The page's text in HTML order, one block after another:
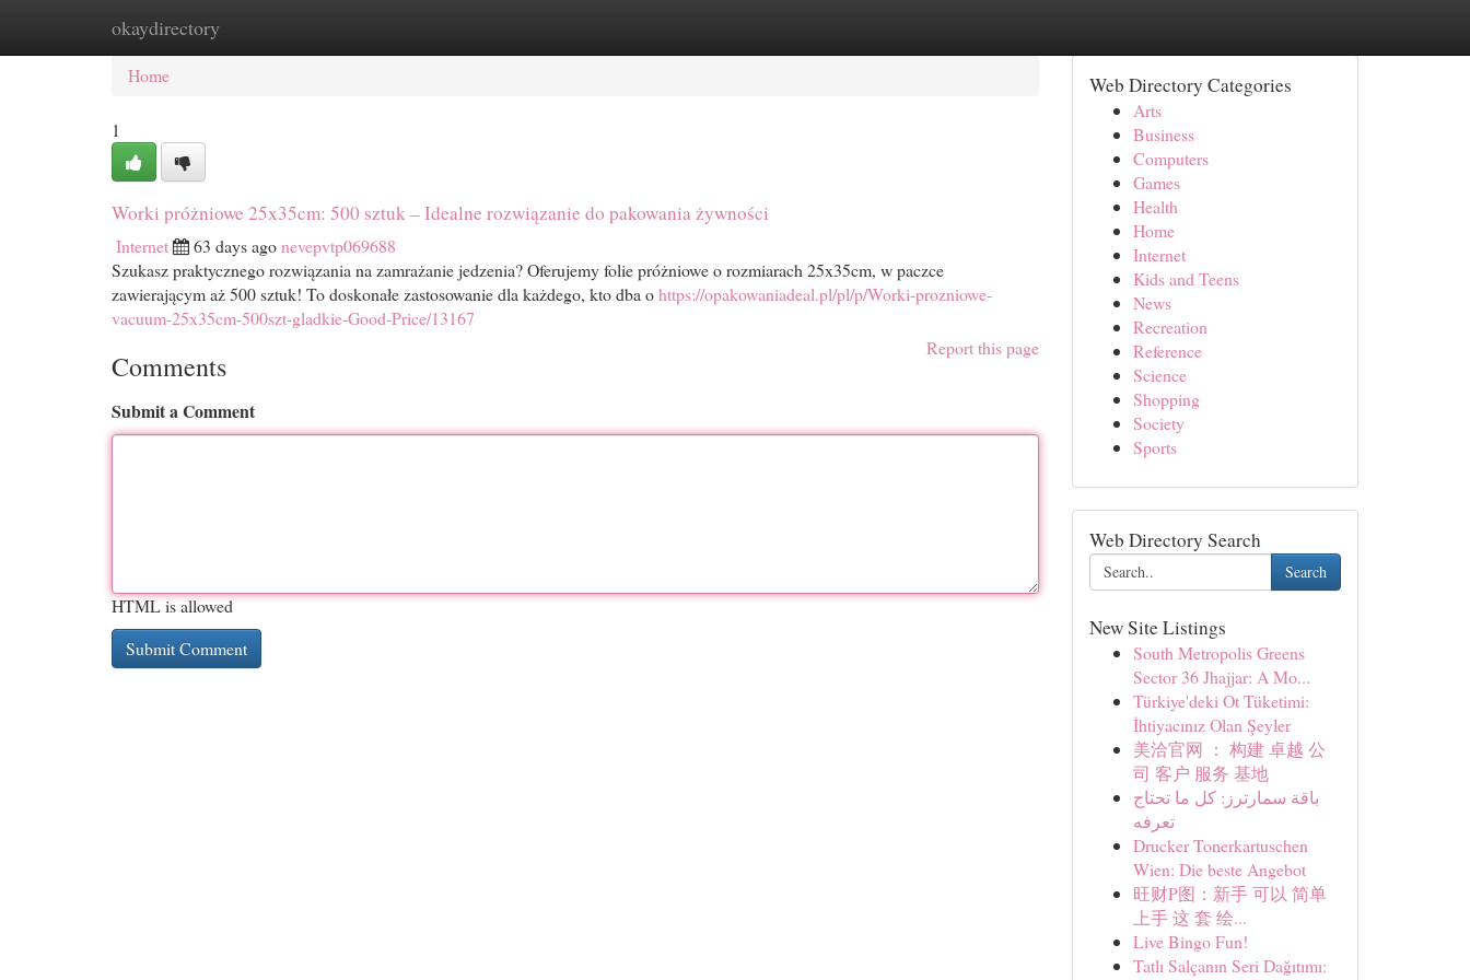
okaydirectory
Home New Site Listings
Home
1
Worki próżniowe 25x35cm: 500 sztuk – Idealne rozwiązanie do pakowania żywności
Internet 63 days agonevepvtp069688
Szukasz praktycznego rozwiązania na zamrażanie jedzenia? Oferujemy folie próżniowe o rozmiarach 25x35cm, w paczce
zawierającym aż 500 sztuk! To doskonałe zastosowanie dla każdego, kto dba ohttps://opakowaniadeal.pl/pl/p/Worki-prozniowe-
vacuum-25x35cm-500szt-gladkie-Good-Price/13167
Report this page
Comments
Submit a Comment
HTML is allowed
Web Directory Categories
Arts
Business
Computers
Games
Health
Home
Internet
Kids and Teens
News
Recreation
Reference
Science
Shopping
Society
Sports
Web Directory Search
Search
New Site Listings
South Metropolis Greens
Sector 36 Jhajjar: A Mo...
Türkiye'deki Ot Tüketimi:
İhtiyacınız Olan Şeyler
美洽官网 ： 构建 卓越 公
司 客户 服务 基地
باقة سمارترز: كل ما تحتاج
تعرفه
Drucker Tonerkartuschen
Wien: Die beste Angebot
旺财P图：新手 可以 简单
上手 这 套 绘...
Live Bingo Fun!
Tatlı Salçanın Seri Dağıtımı: